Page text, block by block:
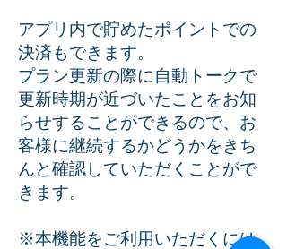
アプリ内で貯めたポイントでの
決済もできます。
プラン更新の際に自動トークで
更新時期が近づいたことをお知
らせすることができるので、お
客様に継続するかどうかをきち
んと確認していただくことがで
きます。
※本機能をご利用いただくには